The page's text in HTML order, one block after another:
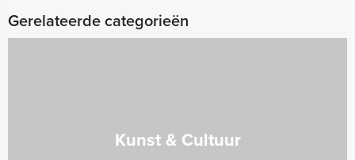
Gerelateerde categorieën
Kunst & Cultuur